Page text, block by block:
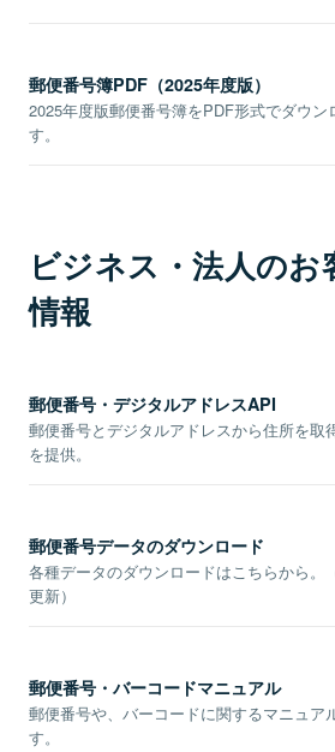
郵便番号簿PDF（2025年度版）
2025年度版郵便番号簿をPDF形式でダウン
す。
ビジネス・法人のお
情報
郵便番号・デジタルアドレスAPI
郵便番号とデジタルアドレスから住所を取
を提供。
郵便番号データのダウンロード
各種データのダウンロードはこちらから。
更新）
郵便番号・バーコードマニュアル
郵便番号や、バーコードに関するマニュア
す。